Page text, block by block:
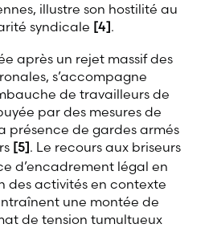
illustre son hostilité au
syndicale [4].
après un rejet massif des
s’accompagne
de travailleurs de
par des mesures de
présence de gardes armés
[5]. Le recours aux briseurs
d’encadrement légal en
des activités en contexte
une montée de
de tension tumultueux